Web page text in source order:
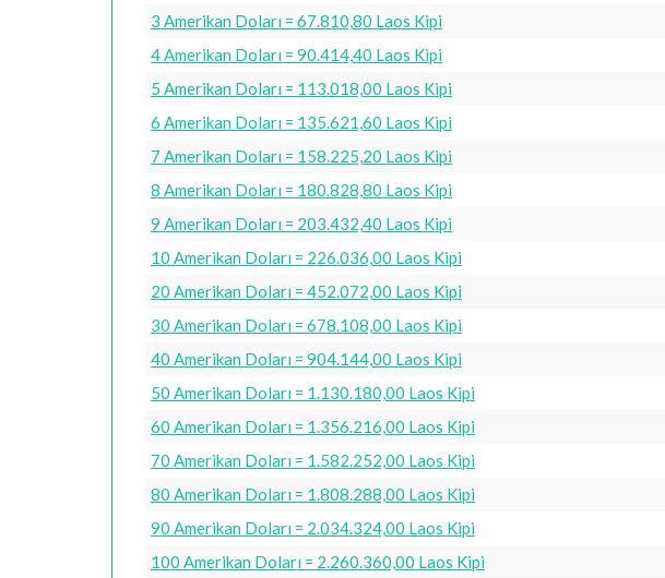
3 Amerikan Doları = 67.810,80 Laos Kipi
4 Amerikan Doları = 90.414,40 Laos Kipi
5 Amerikan Doları = 113.018,00 Laos Kipi
6 Amerikan Doları = 135.621,60 Laos Kipi
7 Amerikan Doları = 158.225,20 Laos Kipi
8 Amerikan Doları = 180.828,80 Laos Kipi
9 Amerikan Doları = 203.432,40 Laos Kipi
10 Amerikan Doları = 226.036,00 Laos Kipi
20 Amerikan Doları = 452.072,00 Laos Kipi
30 Amerikan Doları = 678.108,00 Laos Kipi
40 Amerikan Doları = 904.144,00 Laos Kipi
50 Amerikan Doları = 1.130.180,00 Laos Kipi
60 Amerikan Doları = 1.356.216,00 Laos Kipi
70 Amerikan Doları = 1.582.252,00 Laos Kipi
80 Amerikan Doları = 1.808.288,00 Laos Kipi
90 Amerikan Doları = 2.034.324,00 Laos Kipi
100 Amerikan Doları = 2.260.360,00 Laos Kipi